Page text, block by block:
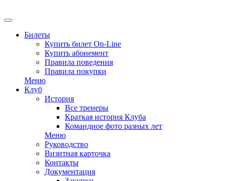
Билеты
Купить билет On-Line
Купить абонемент
Правила поведения
Правила покупки
Меню
Клуб
История
Все тренеры
Краткая история Клуба
Командное фото разных лет
Меню
Руководство
Визитная карточка
Контакты
Документация